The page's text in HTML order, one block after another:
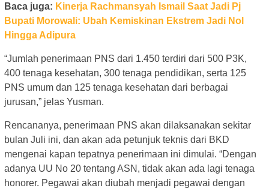
Baca juga: Kinerja Rachmansyah Ismail Saat Jadi Pj
Bupati Morowali: Ubah Kemiskinan Ekstrem Jadi Nol
Hingga Adipura
“Jumlah penerimaan PNS dari 1.450 terdiri dari 500 P3K,
400 tenaga kesehatan, 300 tenaga pendidikan, serta 125
PNS umum dan 125 tenaga kesehatan dari berbagai
jurusan,” jelas Yusman.
Rencananya, penerimaan PNS akan dilaksanakan sekitar
bulan Juli ini, dan akan ada petunjuk teknis dari BKD
mengenai kapan tepatnya penerimaan ini dimulai. “Dengan
adanya UU No 20 tentang ASN, tidak akan ada lagi tenaga
honorer. Pegawai akan diubah menjadi pegawai dengan